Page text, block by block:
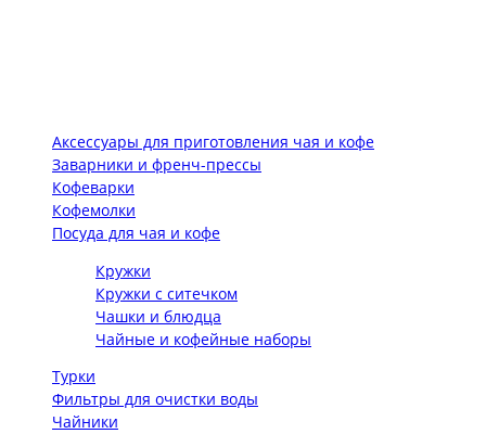
Аксессуары для приготовления чая и кофе
Заварники и френч-прессы
Кофеварки
Кофемолки
Посуда для чая и кофе
Кружки
Кружки с ситечком
Чашки и блюдца
Чайные и кофейные наборы
Турки
Фильтры для очистки воды
Чайники